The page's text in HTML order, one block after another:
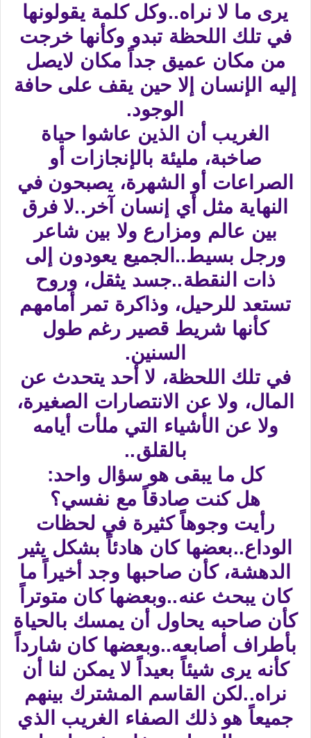
يرى ما لا نراه..وكل كلمة يقولونها
في تلك اللحظة تبدو وكأنها خرجت
من مكان عميق جداً مكان لايصل
إليه الإنسان إلا حين يقف على حافة
الوجود.
الغريب أن الذين عاشوا حياة
صاخبة، مليئة بالإنجازات أو
الصراعات أو الشهرة، يصبحون في
النهاية مثل أي إنسان آخر..لا فرق
بين عالم ومزارع ولا بين شاعر
ورجل بسيط..الجميع يعودون إلى
ذات النقطة..جسد يثقل، وروح
تستعد للرحيل، وذاكرة تمر أمامهم
كأنها شريط قصير رغم طول
السنين.
في تلك اللحظة، لا أحد يتحدث عن
المال، ولا عن الانتصارات الصغيرة،
ولا عن الأشياء التي ملأت أيامه
بالقلق..
كل ما يبقى هو سؤال واحد:
هل كنت صادقاً مع نفسي؟
رأيت وجوهاً كثيرة في لحظات
الوداع..بعضها كان هادئاً بشكل يثير
الدهشة، كأن صاحبها وجد أخيراً ما
كان يبحث عنه..وبعضها كان متوتراً
كأن صاحبه يحاول أن يمسك بالحياة
بأطراف أصابعه..وبعضها كان شارداً
كأنه يرى شيئاً بعيداً لا يمكن لنا أن
نراه..لكن القاسم المشترك بينهم
جميعاً هو ذلك الصفاء الغريب الذي